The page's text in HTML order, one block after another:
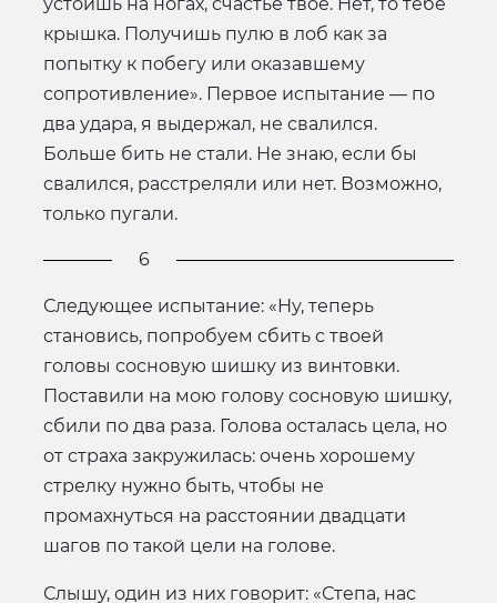
крышка. Получишь пулю в лоб как за
попытку к побегу или оказавшему
сопротивление». Первое испытание — по
два удара, я выдержал, не свалился.
Больше бить не стали. Не знаю, если бы
свалился, расстреляли или нет. Возможно,
только пугали.
6
Следующее испытание: «Ну, теперь
становись, попробуем сбить с твоей
головы сосновую шишку из винтовки.
Поставили на мою голову сосновую шишку,
сбили по два раза. Голова осталась цела, но
от страха закружилась: очень хорошему
стрелку нужно быть, чтобы не
промахнуться на расстоянии двадцати
шагов по такой цели на голове.
Слышу, один из них говорит: «Степа, нас